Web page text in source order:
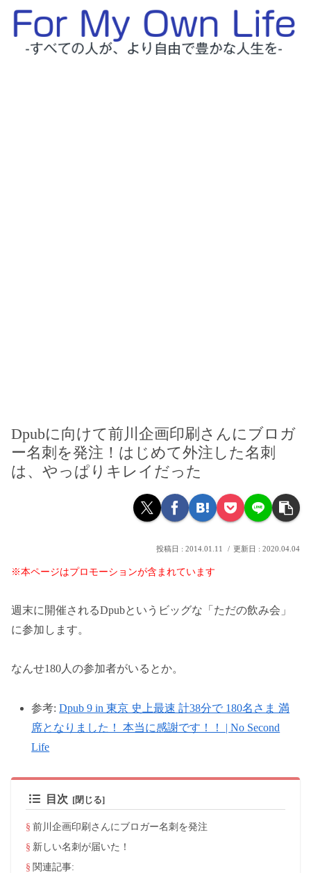
Dpubに向けて前川企画印刷さんにブロガ
ー名刺を発注！はじめて外注した名刺
は、やっぱりキレイだった
2014.01.11 2020.04.04
※本ページはプロモーションが含まれています
週末に開催されるDpubというビッグな「ただの飲み会」
に参加します。
なんせ180人の参加者がいるとか。
参考:Dpub 9 in 東京 史上最速 計38分で 180名さま 満
席となりました！ 本当に感謝です！！ | No Second
Life
目次
前川企画印刷さんにブロガー名刺を発注
新しい名刺が届いた！
関連記事: